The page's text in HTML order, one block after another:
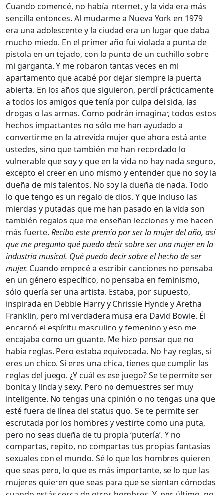
Cuando comencé, no había internet, y la vida era más
sencilla entonces. Al mudarme a Nueva York en 1979
era una adolescente y la ciudad era un lugar que daba
mucho miedo. En el primer año fui violada a punta de
pistola en un tejado, con la punta de un cuchillo sobre
mi garganta. Y me robaron tantas veces en mi
apartamento que acabé por dejar siempre la puerta
abierta. En los años que siguieron, perdí prácticamente
a todos los amigos que tenía por culpa del sida, las
drogas o las armas. Como podrán imaginar, todos estos
hechos impactantes no sólo me han ayudado a
convertirme en la atrevida mujer que ahora está ante
ustedes, sino que también me han recordado lo
vulnerable que soy y que en la vida no hay nada seguro,
excepto el creer en uno mismo y entender que no soy la
dueña de mis talentos. No soy la dueña de nada. Todo
lo que tengo es un regalo de dios. Y que incluso las
mierdas y putadas que me han pasado en la vida son
también regalos que me enseñan lecciones y me hacen
más fuerte. Recibo este premio por ser la mujer del año, así
que me pregunto qué puedo decir sobre ser una mujer en la
industria musical. Qué puedo decir sobre el hecho de ser
mujer. Cuando empecé a escribir canciones no pensaba
en un género específico, no pensaba en feminismo,
sólo quería ser una artista. Estaba, por supuesto,
inspirada en Debbie Harry y Chrissie Hynde y Aretha
Franklin, pero mi verdadera musa era David Bowie. Él
encarnó el espíritu masculino y femenino y eso me
encajaba como un guante. Me hizo pensar que no
había reglas. Pero estaba equivocada. No hay reglas, si
eres un chico. Si eres una chica, tienes que cumplir las
reglas del juego. ¿Y cuál es ese juego? Se te permite ser
bonita y linda y sexy. Pero no demuestres ser muy
inteligente. No tengas una opinión o no tengas una que
esté fuera de línea del status quo. Se te permite ser
escrutada por los hombres y vestirte como una puta,
pero no seas dueña de tu propia ‘putería’. Y no
compartas, repito, no compartas tus propias fantasías
sexuales con el mundo. Sé lo que los hombres quieren
que seas pero, lo que es más importante, se lo que las
mujeres quieren que seas para que se sientan cómodas